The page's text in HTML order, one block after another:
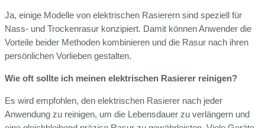
Ja, einige Modelle von elektrischen Rasierern sind speziell für
Nass- und Trockenrasur konzipiert. Damit können Anwender die
Vorteile beider Methoden kombinieren und die Rasur nach ihren
persönlichen Vorlieben gestalten.
Wie oft sollte ich meinen elektrischen Rasierer reinigen?
Es wird empfohlen, den elektrischen Rasierer nach jeder
Anwendung zu reinigen, um die Lebensdauer zu verlängern und